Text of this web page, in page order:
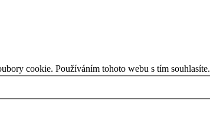
cookie. Používáním tohoto webu s tím souhlasíte.